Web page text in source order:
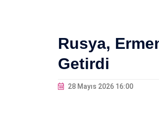
Rusya,
Getirdi
28 Mayıs 2026 16:00